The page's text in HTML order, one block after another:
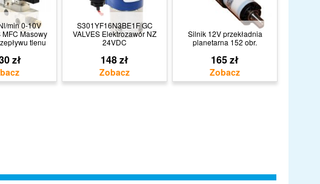
min 0-10V
MFC Masowy
tlenu
zł
S301YF16N3BE1F GC
VALVES Elektrozawór NZ
24VDC
148 zł
Silnik 12V przekładnia
planetarna 152 obr.
165 zł